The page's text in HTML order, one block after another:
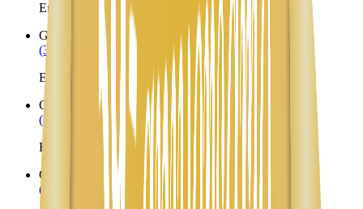
Envíos a Nicaragua desde Fryeburg
Gardiner
(323) 953-8100
Envíos a Nicaragua desde Gardiner
Garland
ME
(323) 953-8100
Envíos a Nicaragua desde Garland
Georgetown
ME
(323) 953-8100